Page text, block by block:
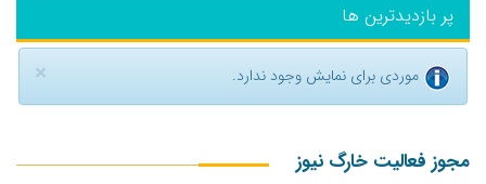
پر بازدیدترین ها
× موردی برای نمایش وجود ندارد.
مجوز فعالیت خارگ نیوز